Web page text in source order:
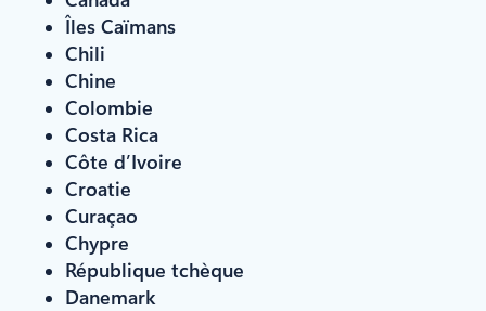
Îles Caïmans
Chili
Chine
Colombie
Costa Rica
Côte d’Ivoire
Croatie
Curaçao
Chypre
République tchèque
Danemark